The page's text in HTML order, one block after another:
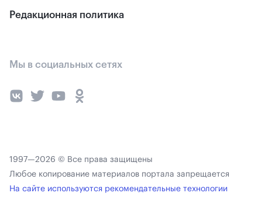
Редакционная политика
Мы в социальных сетях
1997—2026 © Все права защищены
Любое копирование материалов портала запрещается
На сайте используются рекомендательные технологии